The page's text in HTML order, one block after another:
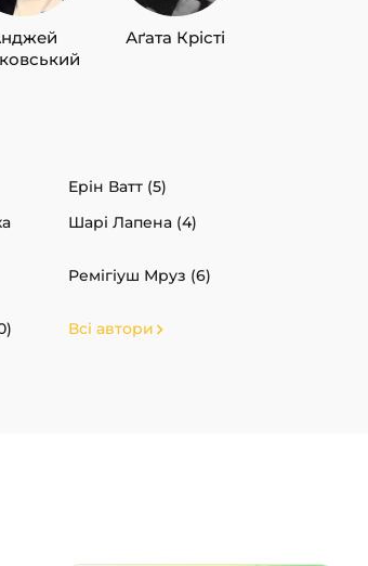
Аґата Крісті
Ерін Ватт (5)
Шарі Лапена (4)
Ремігіуш Мруз (6)
Всі автори